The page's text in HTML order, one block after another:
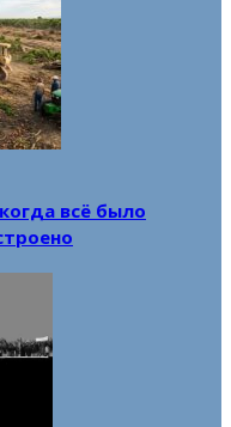
всё было